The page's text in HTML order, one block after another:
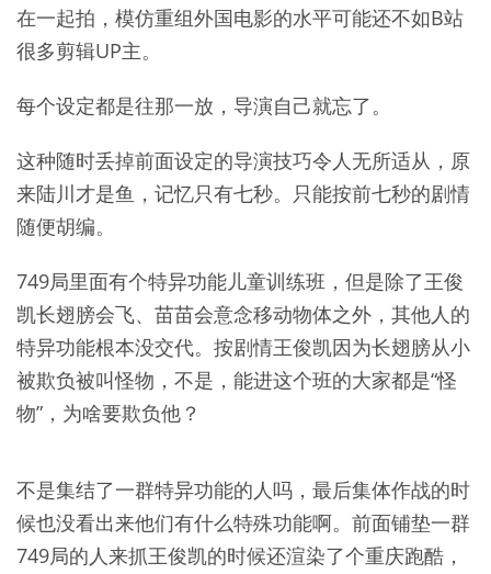
在一起拍，模仿重组外国电影的水平可能还不如B站
很多剪辑UP主。
每个设定都是往那一放，导演自己就忘了。
这种随时丢掉前面设定的导演技巧令人无所适从，原
来陆川才是鱼，记忆只有七秒。只能按前七秒的剧情
随便胡编。
749局里面有个特异功能儿童训练班，但是除了王俊
凯长翅膀会飞、苗苗会意念移动物体之外，其他人的
特异功能根本没交代。按剧情王俊凯因为长翅膀从小
被欺负被叫怪物，不是，能进这个班的大家都是“怪
物”，为啥要欺负他？
不是集结了一群特异功能的人吗，最后集体作战的时
候也没看出来他们有什么特殊功能啊。前面铺垫一群
749局的人来抓王俊凯的时候还渲染了个重庆跑酷，